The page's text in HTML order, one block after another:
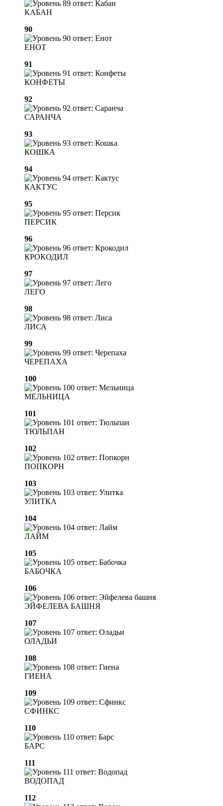
КАБАН
90
ЕНОТ
91
КОНФЕТЫ
92
САРАНЧА
93
КОШКА
94
КАКТУС
95
ПЕРСИК
96
КРОКОДИЛ
97
ЛЕГО
98
ЛИСА
99
ЧЕРЕПАХА
100
МЕЛЬНИЦА
101
ТЮЛЬПАН
102
ПОПКОРН
103
УЛИТКА
104
ЛАЙМ
105
БАБОЧКА
106
ЭЙФЕЛЕВА БАШНЯ
107
ОЛАДЬИ
108
ГИЕНА
109
СФИНКС
110
БАРС
111
ВОДОПАД
112